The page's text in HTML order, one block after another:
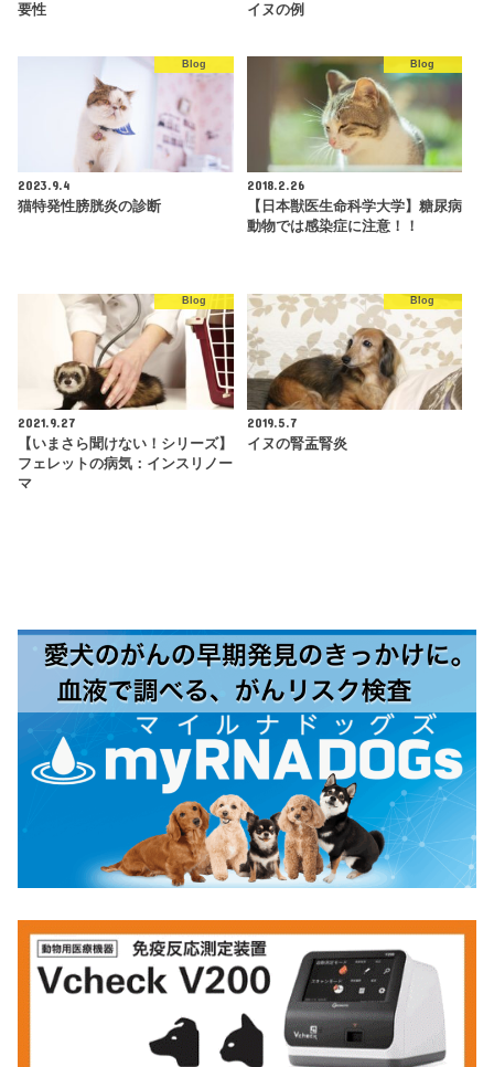
要性
イヌの例
Blog
2023.9.4
猫特発性膀胱炎の診断
Blog
2018.2.26
【日本獣医生命科学大学】糖尿病
動物では感染症に注意！！
Blog
2021.9.27
【いまさら聞けない！シリーズ】
フェレットの病気：インスリノー
マ
Blog
2019.5.7
イヌの腎盂腎炎